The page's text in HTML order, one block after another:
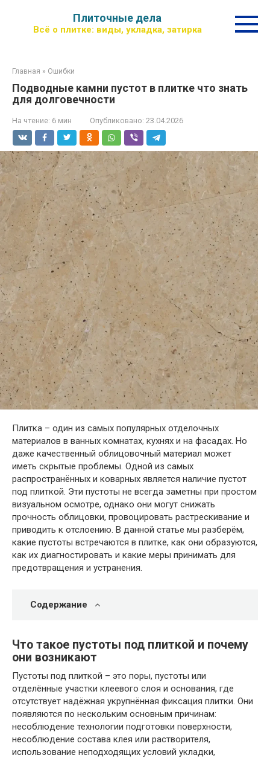
контенту
Плиточные дела
Всё о плитке: виды, укладка, затирка
Главная » Ошибки
Подводные камни пустот в плитке что знать
для долговечности
На чтение: 6 мин Опубликовано: 23.04.2026
Плитка – один из самых популярных отделочных
материалов в ванных комнатах, кухнях и на фасадах. Но
даже качественный облицовочный материал может
иметь скрытые проблемы. Одной из самых
распространённых и коварных является наличие пустот
под плиткой. Эти пустоты не всегда заметны при простом
визуальном осмотре, однако они могут снижать
прочность облицовки, провоцировать растрескивание и
приводить к отслоению. В данной статье мы разберём,
какие пустоты встречаются в плитке, как они образуются,
как их диагностировать и какие меры принимать для
предотвращения и устранения.
Содержание
Что такое пустоты под плиткой и почему
они возникают
Пустоты под плиткой – это поры, пустоты или
отделённые участки клеевого слоя и основания, где
отсутствует надёжная укрупнённая фиксация плитки. Они
появляются по нескольким основным причинам:
несоблюдение технологии подготовки поверхности,
несоблюдение состава клея или растворителя,
использование неподходящих условий укладки,